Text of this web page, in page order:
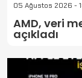
05 Ağustos 2026 -
AMD, veri
açıkladı